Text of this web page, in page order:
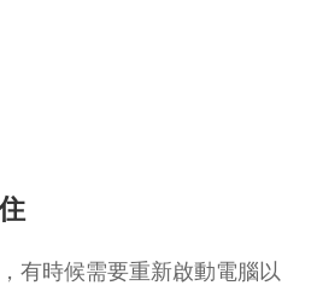
有時候需要重新啟動電腦以